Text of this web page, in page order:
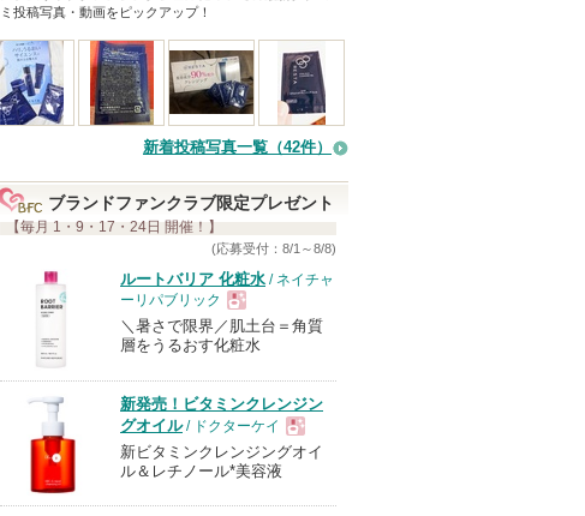
に
気
に
入
り
登
録
さ
て
い
ま
す
ミ投稿写真・動画をピックアップ！
新着投稿写真一覧（42件）
ブランドファンクラブ限定プレゼント
【毎月 1・9・17・24日 開催！】
(応募受付：8/1～8/8)
ルートバリア 化粧水 / ネイチャ
ーリパブリック
現
品
＼暑さで限界／肌土台＝角質
層をうるおす化粧水
新発売！ビタミンクレンジン
グオイル/ ドクターケイ
現
新ビタミンクレンジングオイ
ル＆レチノール*美容液